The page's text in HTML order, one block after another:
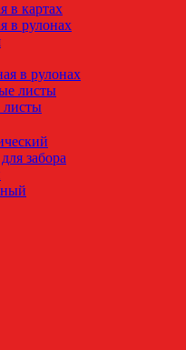
в картах
в рулонах
в рулонах
листы
забора